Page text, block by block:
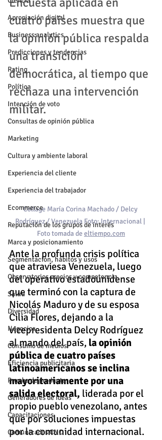
Apropiación digital
Business analytics
Predicciones y tendencias
Rating
Política
Intención de voto
Consultas de opinión pública
Marketing
Cultura y ambiente laboral
Experiencia del cliente
Experiencia del trabajador
Ecommerce
Reputación de los grupos de interés
Marca y posicionamiento
Segmentación, hábitos y usos
Observatorios precios y competencia
Salud
Diversidad
Negocios
Consumo de medios
Eficiencia publicitaria
Prueba de producto
Generadores de ideas
Capacitaciones
Comunicados CNC
cuatro países muestra que
la opinión pública respalda
una transición
democrática, al tiempo que
rechaza una intervención
militar.
Collage María Corina Machado / Delcy
Rodríguez / Venezuela Foto: Internacional |
Foto tomada de eltiempo.com
Ante la profunda crisis política
que atraviesa Venezuela, luego
del operativo estadounidense
que terminó con la captura de
Nicolás Maduro y de su esposa
Cilia Flores, dejando a la
vicepresidenta Delcy Rodríguez
al mando del país, la opinión
pública de cuatro países
latinoamericanos se inclina
mayoritariamente por una
salida electoral, liderada por el
propio pueblo venezolano, antes
que por soluciones impuestas
por la comunidad internacional.